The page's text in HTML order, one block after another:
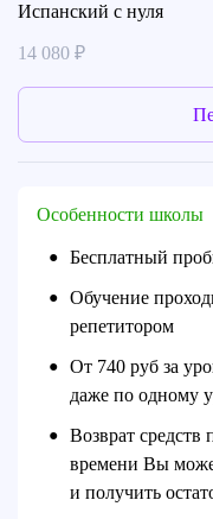
Испанский с нуля
14 080 ₽
Особенности школы
● Бесплатный
●
Обучение
репетитором
●
От 740 руб за
даже по одному
●
Возврат
времени Вы
и получить